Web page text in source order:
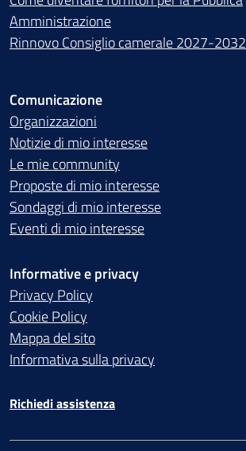
Amministrazione
Rinnovo Consiglio camerale 2027-2032
Comunicazione
Organizzazioni
Notizie di mio interesse
Le mie community
Proposte di mio interesse
Sondaggi di mio interesse
Eventi di mio interesse
Informative e privacy
Privacy Policy
Cookie Policy
Mappa del sito
Informativa sulla privacy
Richiedi assistenza